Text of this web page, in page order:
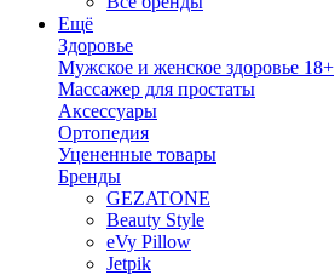
Ещё
Здоровье
Мужское и женское здоровье 18+
Массажер для простаты
Аксессуары
Ортопедия
Уцененные товары
Бренды
GEZATONE
Beauty Style
eVy Pillow
Jetpik